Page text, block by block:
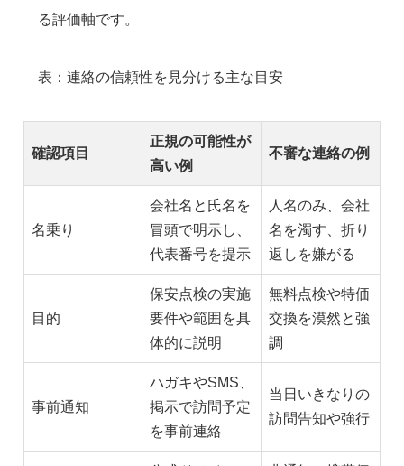
る評価軸です。
表：連絡の信頼性を見分ける主な目安
確認項目
正規の可能性が
高い例
不審な連絡の例
名乗り
会社名と氏名を
冒頭で明示し、
代表番号を提示
人名のみ、会社
名を濁す、折り
返しを嫌がる
目的
保安点検の実施
要件や範囲を具
体的に説明
無料点検や特価
交換を漠然と強
調
事前通知
ハガキやSMS、
掲示で訪問予定
を事前連絡
当日いきなりの
訪問告知や強行